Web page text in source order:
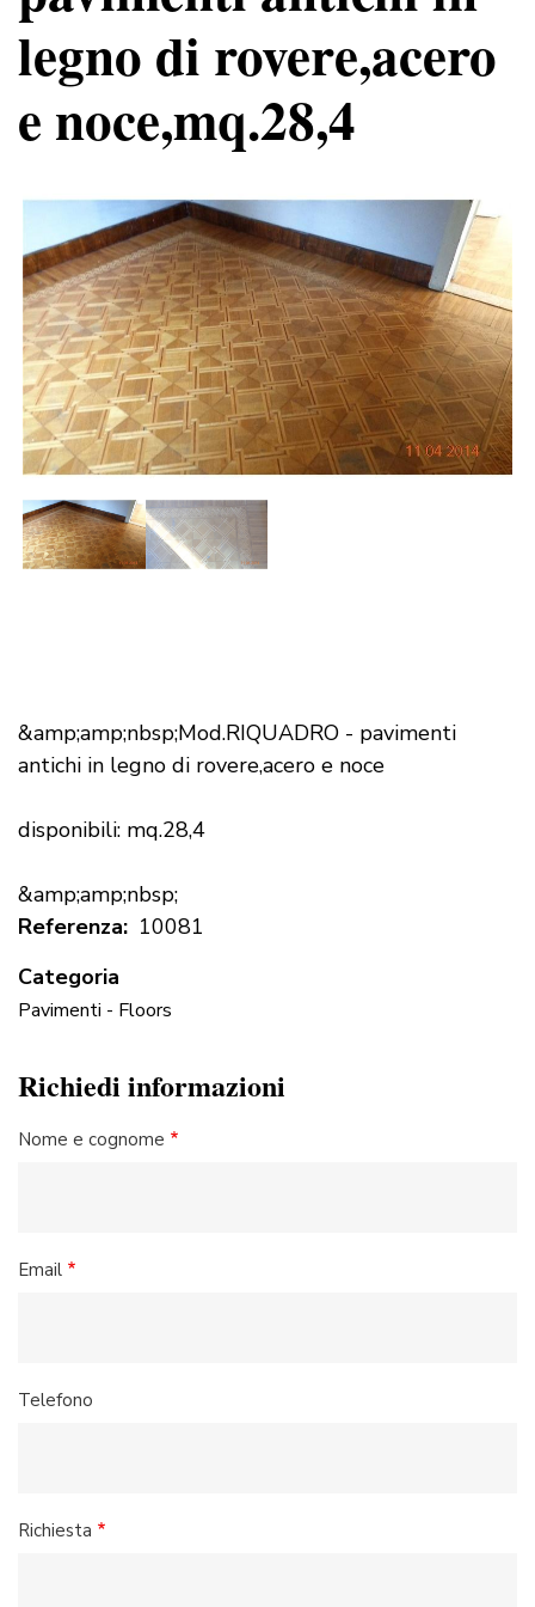
legno di rovere,acero
e noce,mq.28,4
&amp;amp;nbsp;Mod.RIQUADRO - pavimenti
antichi in legno di rovere,acero e noce
disponibili: mq.28,4
&amp;amp;nbsp;
Referenza
10081
Categoria
Pavimenti - Floors
Richiedi informazioni
Nome e cognome
Email
Telefono
Richiesta